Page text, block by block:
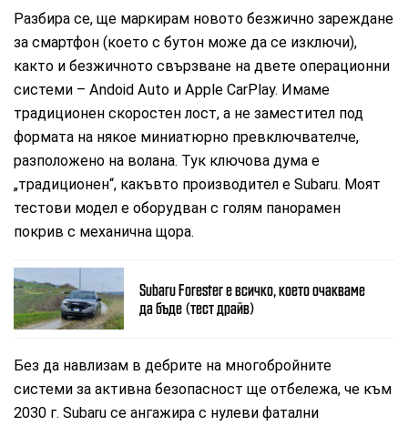
Разбира се, ще маркирам новото безжично зареждане
за смартфон (което с бутон може да се изключи),
както и безжичното свързване на двете операционни
системи – Andoid Auto и Apple CarPlay. Имаме
традиционен скоростен лост, а не заместител под
формата на някое миниатюрно превключвателче,
разположено на волана. Тук ключова дума е
„традиционен“, какъвто производител е Subaru. Моят
тестови модел е оборудван с голям панорамен
покрив с механична щора.
Subaru Forester е всичко, което очакваме
да бъде (тест драйв)
Без да навлизам в дебрите на многобройните
системи за активна безопасност ще отбележа, че към
2030 г. Subaru се ангажира с нулеви фатални